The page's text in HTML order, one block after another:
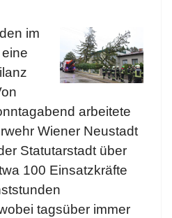
im
arbeitete
Wiener Neustadt
Statutarstadt über
100 Einsatzkräfte
tagsüber immer